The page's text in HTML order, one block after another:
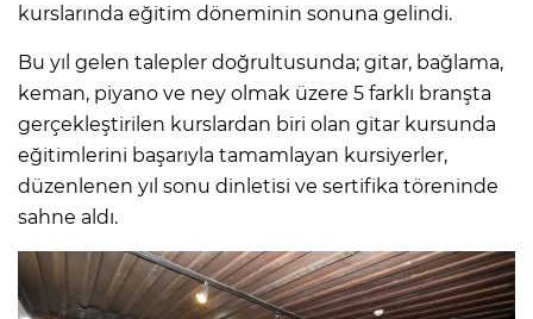
kurslarında eğitim döneminin sonuna gelindi.
Bu yıl gelen talepler doğrultusunda; gitar, bağlama,
keman, piyano ve ney olmak üzere 5 farklı branşta
gerçekleştirilen kurslardan biri olan gitar kursunda
eğitimlerini başarıyla tamamlayan kursiyerler,
düzenlenen yıl sonu dinletisi ve sertifika töreninde
sahne aldı.